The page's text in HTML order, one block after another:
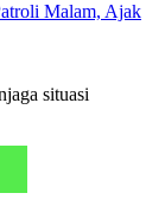
Malam, Ajak
situasi